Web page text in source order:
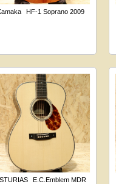
HF-1 Soprano 2009
E.C.Emblem MDR